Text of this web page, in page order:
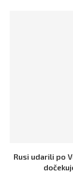
Rusi udarili po